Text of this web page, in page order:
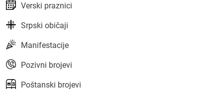
Verski praznici
Srpski običaji
Manifestacije
Pozivni brojevi
Poštanski brojevi